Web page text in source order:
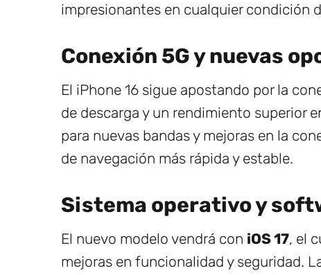
impresionantes en cualquier condición
Conexión 5G y nuevas
El iPhone 16 sigue apostando por la
de descarga y un rendimiento superior
para nuevas bandas y mejoras en la
de navegación más rápida y estable.
Sistema operativo y
El nuevo modelo vendrá con iOS 17, el
mejoras en funcionalidad y seguridad.